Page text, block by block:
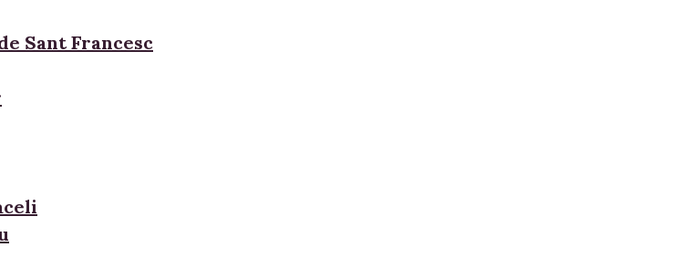
Sant Francesc